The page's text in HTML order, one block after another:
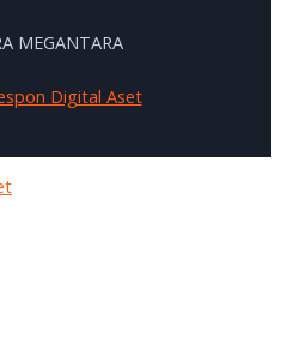
MEGANTARA
Digital Aset